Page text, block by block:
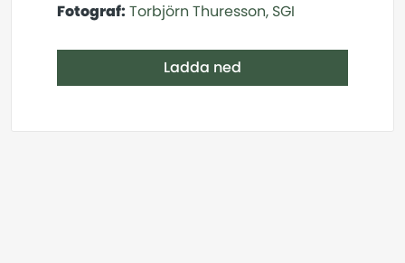
Fotograf:Torbjörn Thuresson, SGI
Ladda ned